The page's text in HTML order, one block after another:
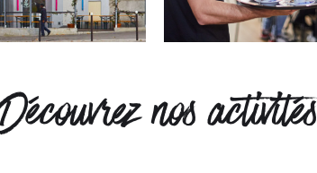
nos activités